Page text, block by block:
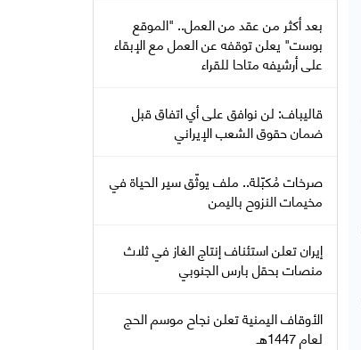
بعد أكثر من عقد من العمل.. "الموقع
بوست" يعلن توقفه عن العمل مع الإبقاء
على أرشيفه متاحا للقراء
قاليباف: لن نوافق على أي اتفاق قبل
ضمان حقوق الشعب الإيراني
صرخات مُكبّلة.. ملف يوثّق سير الحياة في
مخيمات النزوح باليمن
إيران تعلن استئناف إنتاج الغاز في ثلاث
منصات بحقل بارس الجنوبي
الأوقاف اليمنية تعلن نجاح موسم الحج
لعام 1447هـ